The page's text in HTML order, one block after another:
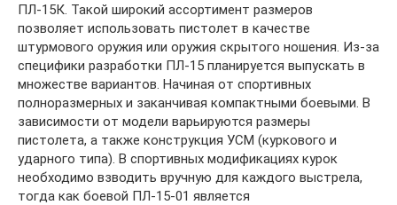
ПЛ-15К. Такой широкий ассортимент размеров
позволяет использовать пистолет в качестве
штурмового оружия или оружия скрытого ношения. Из-за
специфики разработки ПЛ-15 планируется выпускать в
множестве вариантов. Начиная от спортивных
полноразмерных и заканчивая компактными боевыми. В
зависимости от модели варьируются размеры
пистолета, а также конструкция УСМ (куркового и
ударного типа). В спортивных модификациях курок
необходимо взводить вручную для каждого выстрела,
тогда как боевой ПЛ-15-01 является